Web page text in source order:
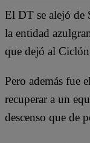
El DT se alejó de
la entidad
que dejó al
Pero además fue
recuperar a un
descenso que de